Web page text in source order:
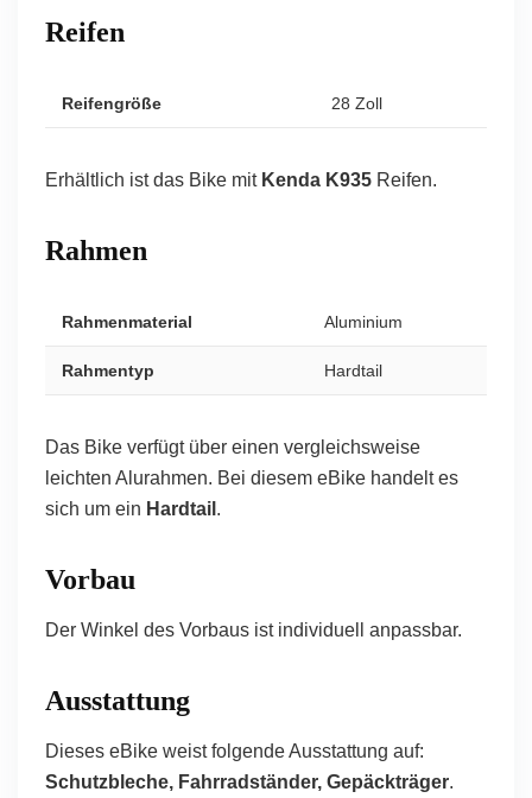
Reifen
Reifengröße 28 Zoll
Erhältlich ist das Bike mit Kenda K935Reifen.
Rahmen
Rahmenmaterial Aluminium
Rahmentyp Hardtail
Das Bike verfügt über einen vergleichsweise
leichten Alurahmen. Bei diesem eBike handelt es
sich um ein Hardtail .
Vorbau
Der Winkel des Vorbaus ist individuell anpassbar.
Ausstattung
Dieses eBike weist folgende Ausstattung auf:
Schutzbleche, Fahrradständer, Gepäckträger.